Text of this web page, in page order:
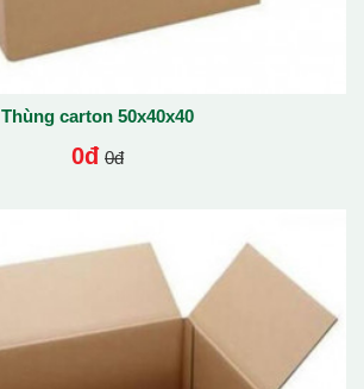
Thùng carton 50x40x40
0đ 0đ